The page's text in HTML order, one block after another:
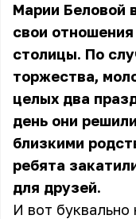
Марии Беловой
свои
столицы. По
торжества,
целых два
день они
близкими
ребята
для друзей.
И вот буквально